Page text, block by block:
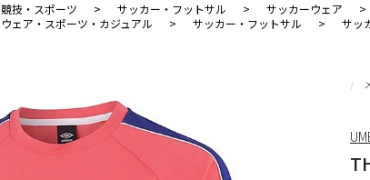
競技・スポーツ > サッカー・フットサル > サッカーウェア >
ウェア・スポーツ・カジュアル > サッカー・フットサル > サッ